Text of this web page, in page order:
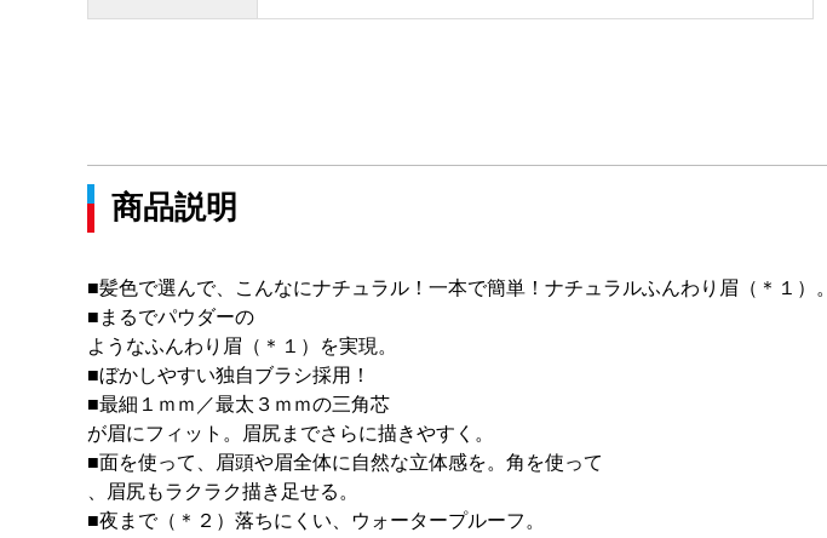
商品説明
■髪色で選んで、こんなにナチュラル！一本で簡単！ナチュラルふんわり眉（＊１）。
■まるでパウダーの
ようなふんわり眉（＊１）を実現。
■ぼかしやすい独自ブラシ採用！
■最細１ｍｍ／最太３ｍｍの三角芯
が眉にフィット。眉尻までさらに描きやすく。
■面を使って、眉頭や眉全体に自然な立体感を。角を使って
、眉尻もラクラク描き足せる。
■夜まで（＊２）落ちにくい、ウォータープルーフ。